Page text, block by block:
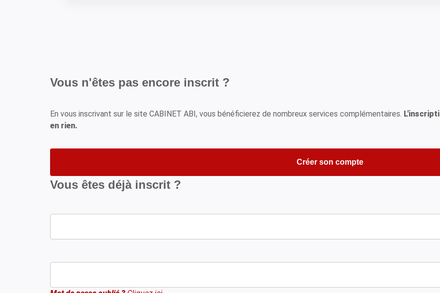
Vous n'êtes pas encore inscrit ?
En vous inscrivant sur le site CABINET ABI, vous bénéficierez de nombreux services complémentaires.
en rien.
Créer son compte
Vous êtes déjà inscrit ?